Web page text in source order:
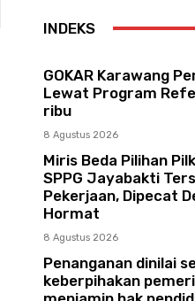
INDEKS
GOKAR Karawang
Lewat Program
ribu
8 Agustus 2026
Miris Beda Pilihan
SPPG Jayabakti
Pekerjaan, Dipecat
Hormat
8 Agustus 2026
Penanganan dinilai
keberpihakan